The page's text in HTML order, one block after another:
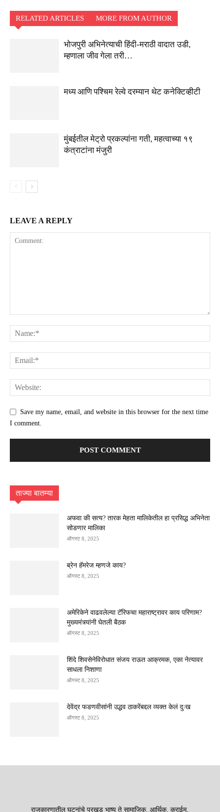
RELATED ARTICLES MORE FROM AUTHOR
भोजपुरी अभिनेत्याची हिंदी-मराठी वादात उडी,
म्हणाला जीव गेला तरी…
मध्य आणि पश्चिम रेल्वे दरम्यान थेट कनेक्टिव्हीटी
मुंबईतील मेट्रो प्रकल्पांना गती, महत्वाच्या १९
कंत्राटांना मंजुरी
LEAVE A REPLY
Save my name, email, and website in this browser for the next time
I comment.
ताज्या बातम्या
अफवा की सत्य? तारक मेहता मालिकेतील हा प्रसिद्ध अभिनेता
सोडणार मालिका
ऑगस्ट 8, 2025
ब्रेन हॅमरेज म्हणजे काय?
ऑगस्ट 8, 2025
अमेरिकेने वाढवलेल्या टॅरिफचा महाराष्ट्रावर काय परिणाम?
मुख्यमंत्र्यांनी घेतली बैठक
ऑगस्ट 8, 2025
शिंदे शिवसेनेविरोधात संजय राऊत आक्रमक, एका नेत्यावर
साधला निशाणा
ऑगस्ट 8, 2025
देवेंद्र फडणवीसांनी उद्धव ठाकरेंबद्दल व्यक्त केलं दुःख
ऑगस्ट 8, 2025
राजकारणातील घटनांचे परखड भाष्य ते सामाजिक, आर्थिक, क्राईम,